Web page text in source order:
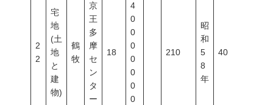
2
2
宅
地
(土
地
と
建
物)
鶴
牧
京
王
多
摩
セ
ン
タ
ー
18
4
0
0
0
0
0
0
0
210
昭
和
5
8
年
40